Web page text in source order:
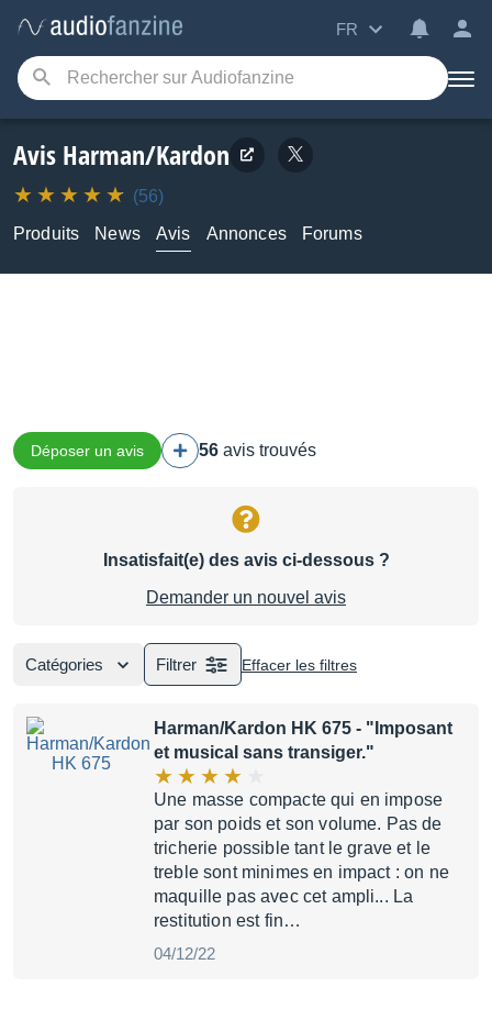
FR
Avis Harman/Kardon
(56)
Produits
News Avis Annonces Forums
Déposer un avis 56 avis trouvés
Insatisfait(e) des avis ci-dessous ?
Demander un nouvel avis
Catégories Filtrer Effacer les filtres
Harman/Kardon HK 675 - "Imposant
et musical sans transiger."
Une masse compacte qui en impose
par son poids et son volume. Pas de
tricherie possible tant le grave et le
treble sont minimes en impact : on ne
maquille pas avec cet ampli... La
restitution est fin…
04/12/22